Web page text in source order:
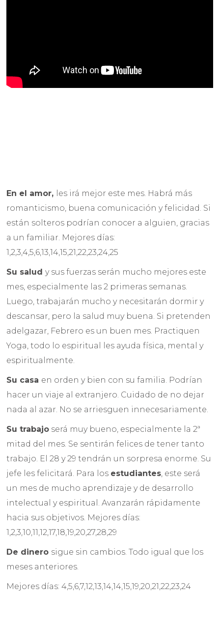
En el amor, les irá mejor este mes. Habrá más
romanticismo, buena comunicación y felicidad. Si
están solteros podrían conocer a alguien, gracias
a un familiar. Mejores días:
1,2,3,4,5,6,13,14,15,21,22,23,24,25
Su saludy sus fuerzas serán mucho mejores este
mes, especialmente las 2 primeras semanas.
Luego, trabajarán mucho y necesitarán dormir y
descansar, pero la salud muy buena. Si pretenden
adelgazar, Febrero es un buen mes. Practiquen
Yoga, todo lo espiritual les ayuda física, mental y
espiritualmente.
Su casa en orden y bien con su familia. Podrían
hacer un viaje al extranjero. Cuidado de no dejar
nada al azar. No se arriesguen innecesariamente.
Su trabajo será muy bueno, especialmente la 2ª
mitad del mes. Se sentirán felices de tener tanto
trabajo. El 28 y 29 tendrán un sorpresa enorme. Su
jefe les felicitará. Para los estudiantes, este será
un mes de mucho aprendizaje y de desarrollo
intelectual y espiritual. Avanzarán rápidamente
hacia sus objetivos. Mejores días:
1,2,3,10,11,12,17,18,19,20,27,28,29
De dinero sigue sin cambios. Todo igual que los
meses anteriores.
Mejores días: 4,5,6,7,12,13,14,14,15,19,20,21,22,23,24